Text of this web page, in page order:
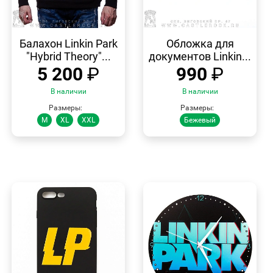
ПРОСМОТР
Балахон Linkin Park
"Hybrid Theory"...
5 200 ₽
В наличии
Размеры:
M
XL XXL
ПРОСМОТР
Обложка для
документов Linkin...
990 ₽
В наличии
Размеры:
Бежевый